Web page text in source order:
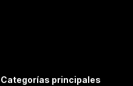
Categorías principales